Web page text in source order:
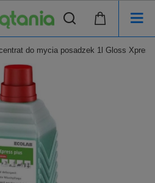
do mycia posadzek 1l Gloss